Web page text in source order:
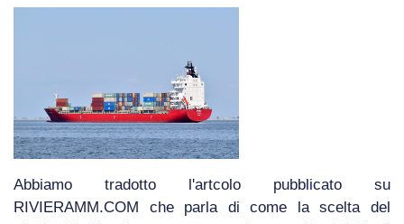
Abbiamo tradotto l'artcolo pubblicato su
RIVIERAMM.COM che parla di come la scelta del